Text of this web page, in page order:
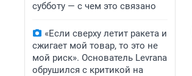
субботу — с чем это связано
«Если сверху летит ракета и
сжигает мой товар, то это не
мой риск». Основатель Levrana
обрушился с критикой на